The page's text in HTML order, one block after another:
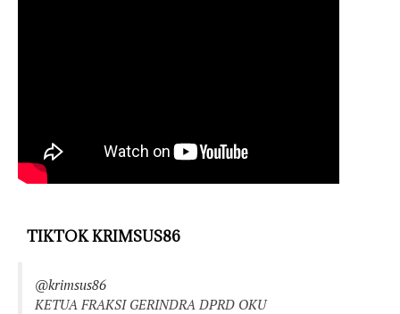
TIKTOK KRIMSUS86
@krimsus86
KETUA FRAKSI GERINDRA DPRD OKU